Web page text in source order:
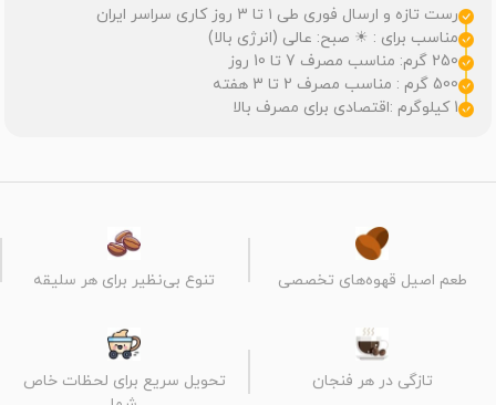
رست تازه و ارسال فوری طی ۱ تا 3 روز کاری سراسر ایران
مناسب برای : ☀ صبح: عالی (انرژی بالا)
250 گرم: مناسب مصرف 7 تا 10 روز
500 گرم : مناسب مصرف 2 تا 3 هفته
1 کیلوگرم :اقتصادی برای مصرف بالا
طعم اصیل قهوه‌های تخصصی تنوع بی‌نظیر برای هر سلیقه
تازگی در هر فنجان
تحویل سریع برای لحظات خاص